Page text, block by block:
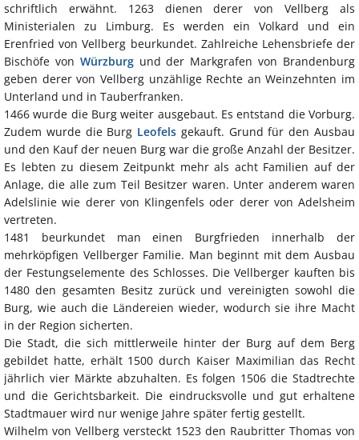
schriftlich erwähnt. 1263 dienen derer von Vellberg als
Ministerialen zu Limburg. Es werden ein Volkard und ein
Erenfried von Vellberg beurkundet. Zahlreiche Lehensbriefe der
Bischöfe von Würzburgund der Markgrafen von Brandenburg
geben derer von Vellberg unzählige Rechte an Weinzehnten im
Unterland und in Tauberfranken.
1466 wurde die Burg weiter ausgebaut. Es entstand die Vorburg.
Zudem wurde die Burg Leofels gekauft. Grund für den Ausbau
und den Kauf der neuen Burg war die große Anzahl der Besitzer.
Es lebten zu diesem Zeitpunkt mehr als acht Familien auf der
Anlage, die alle zum Teil Besitzer waren. Unter anderem waren
Adelslinie wie derer von Klingenfels oder derer von Adelsheim
vertreten.
1481 beurkundet man einen Burgfrieden innerhalb der
mehrköpfigen Vellberger Familie. Man beginnt mit dem Ausbau
der Festungselemente des Schlosses. Die Vellberger kauften bis
1480 den gesamten Besitz zurück und vereinigten sowohl die
Burg, wie auch die Ländereien wieder, wodurch sie ihre Macht
in der Region sicherten.
Die Stadt, die sich mittlerweile hinter der Burg auf dem Berg
gebildet hatte, erhält 1500 durch Kaiser Maximilian das Recht
jährlich vier Märkte abzuhalten. Es folgen 1506 die Stadtrechte
und die Gerichtsbarkeit. Die eindrucksvolle und gut erhaltene
Stadtmauer wird nur wenige Jahre später fertig gestellt.
Wilhelm von Vellberg versteckt 1523 den Raubritter Thomas von